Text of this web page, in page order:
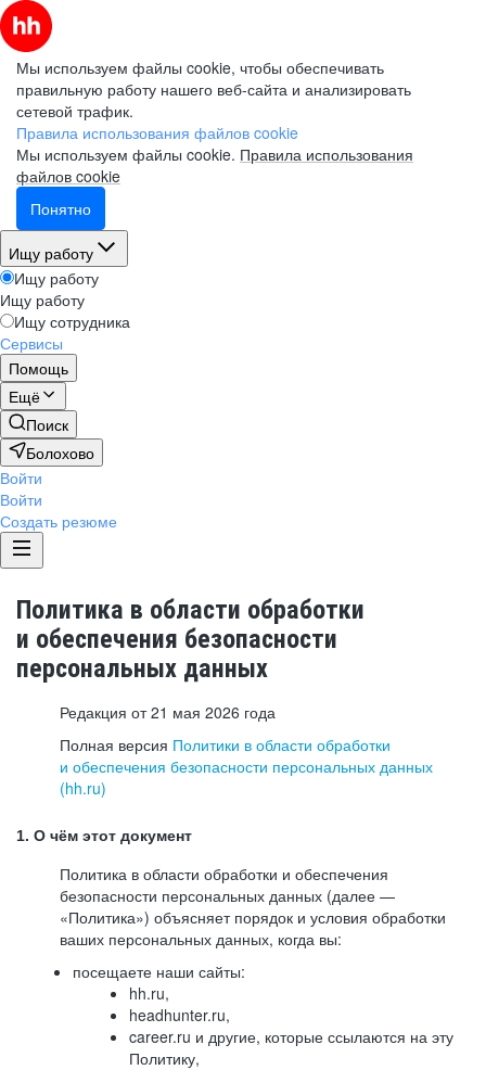
Мы используем файлы cookie, чтобы обеспечивать
правильную работу нашего веб-сайта и анализировать
сетевой трафик.
Правила использования файлов cookie
Мы используем файлы cookie. Правила использования
файлов cookie
Понятно
Ищу работу
Ищу работу
Ищу работу
Ищу сотрудника
Сервисы
Помощь
Ещё
Поиск
Болохово
Войти
Войти
Создать резюме
Политика в области обработки
и обеспечения безопасности
персональных данных
Редакция от 21 мая 2026 года
Полная версия Политики в области обработки
и обеспечения безопасности персональных данных
(hh.ru)
1. О чём этот документ
Политика в области обработки и обеспечения
безопасности персональных данных (далее —
«Политика») объясняет порядок и условия обработки
ваших персональных данных, когда вы:
посещаете наши сайты:
hh.ru,
headhunter.ru,
career.ru и другие, которые ссылаются на эту
Политику,